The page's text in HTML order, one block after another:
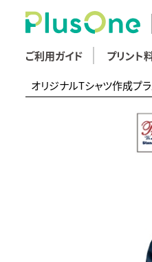
ご利用ガイド プリント
オリジナルTシャツ作成プ